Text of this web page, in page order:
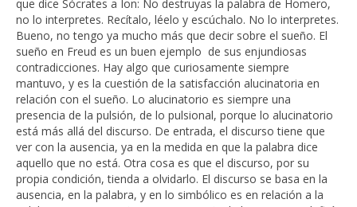
que dice Sócrates a Ion: No destruyas la palabra de Homero,
no lo interpretes. Recítalo, léelo y escúchalo. No lo interpretes.
Bueno, no tengo ya mucho más que decir sobre el sueño. El
sueño en Freud es un buen ejemplo de sus enjundiosas
contradicciones. Hay algo que curiosamente siempre
mantuvo, y es la cuestión de la satisfacción alucinatoria en
relación con el sueño. Lo alucinatorio es siempre una
presencia de la pulsión, de lo pulsional, porque lo alucinatorio
está más allá del discurso. De entrada, el discurso tiene que
ver con la ausencia, ya en la medida en que la palabra dice
aquello que no está. Otra cosa es que el discurso, por su
propia condición, tienda a olvidarlo. El discurso se basa en la
ausencia, en la palabra, y en lo simbólico es en relación a la